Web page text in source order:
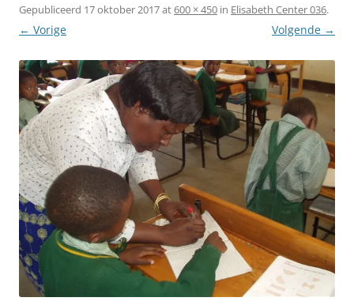
Gepubliceerd 17 oktober 2017at600 × 450 in Elisabeth Center 036.
← Vorige Volgende →